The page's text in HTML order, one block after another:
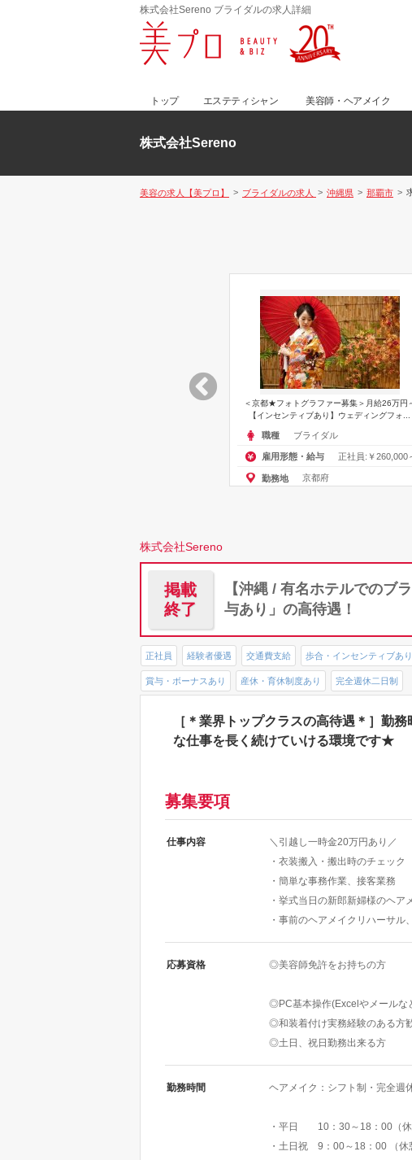
株式会社Sereno ブライダルの求人詳細
トップ エステティシャン 美容師・ヘアメイク
株式会社Sereno
美容の求人【美プロ】 ブライダルの求人 沖縄県 那覇市
＜京都★フォトグラファー募集＞月給26万円
【インセンティブあり】ウェディングフォ...
職種 ブライダル
雇用形態・給与 正社員:￥260,000
勤務地 京都府
株式会社Sereno
掲載
終了
【沖縄 / 有名ホテルでのブ
与あり」の高待遇！
正社員 経験者優遇 交通費支給 歩合・インセンティブあり
賞与・ボーナスあり 産休・育休制度あり 完全週休二日制
［＊業界トップクラスの高待遇＊］勤
な仕事を長く続けていける環境です★
募集要項
仕事内容
＼引越し一時金20万円あり／
・衣装搬入・搬出時のチェック
・簡単な事務作業、接客業務
・挙式当日の新郎新婦様のヘ
・事前のヘアメイクリハーサル
応募資格 ◎美容師免許をお持ちの方
◎PC基本操作(Excelやメールな
◎和装着付け実務経験のある方
◎土日、祝日勤務出来る方
勤務時間 ヘアメイク：シフト制・完全週
・平日 10：30～18：00（休
・土日祝 9：00～18：00 （休